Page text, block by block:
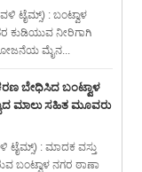
ಟೈಮ್ಸ್) : ಬಂಟ್ವಾಳ
ಕುಡಿಯುವ ನೀರಿಗಾಗಿ
ಮೈನ...
ಬೇಧಿಸಿದ ಬಂಟ್ವಾಳ
ಮಾಲು ಸಹಿತ ಮೂವರು
ಟೈಮ್ಸ್) : ಮಾದಕ ವಸ್ತು
ಬಂಟ್ವಾಳ ನಗರ ಠಾಣಾ